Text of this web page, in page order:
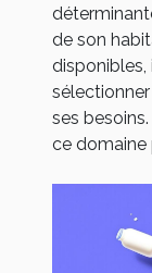
de son
ses
ce domaine